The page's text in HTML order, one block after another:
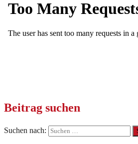
Beitrag suchen
Suchen nach: